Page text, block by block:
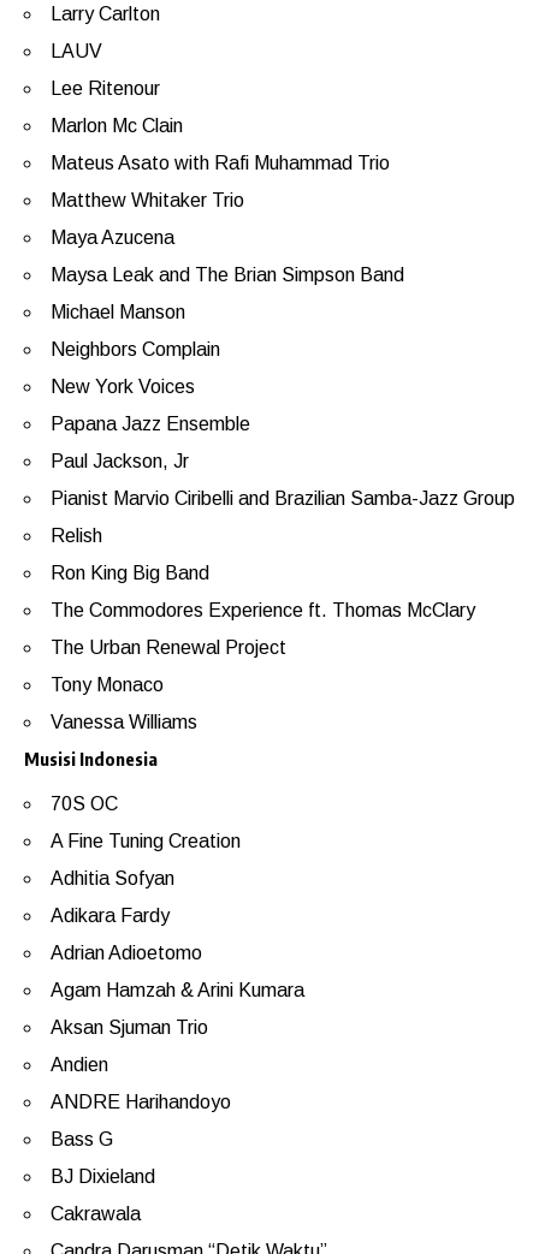
Larry Carlton
LAUV
Lee Ritenour
Marlon Mc Clain
Mateus Asato with Rafi Muhammad Trio
Matthew Whitaker Trio
Maya Azucena
Maysa Leak and The Brian Simpson Band
Michael Manson
Neighbors Complain
New York Voices
Papana Jazz Ensemble
Paul Jackson, Jr
Pianist Marvio Ciribelli and Brazilian Samba-Jazz Group
Relish
Ron King Big Band
The Commodores Experience ft. Thomas McClary
The Urban Renewal Project
Tony Monaco
Vanessa Williams
Musisi Indonesia
70S OC
A Fine Tuning Creation
Adhitia Sofyan
Adikara Fardy
Adrian Adioetomo
Agam Hamzah & Arini Kumara
Aksan Sjuman Trio
Andien
ANDRE Harihandoyo
Bass G
BJ Dixieland
Cakrawala